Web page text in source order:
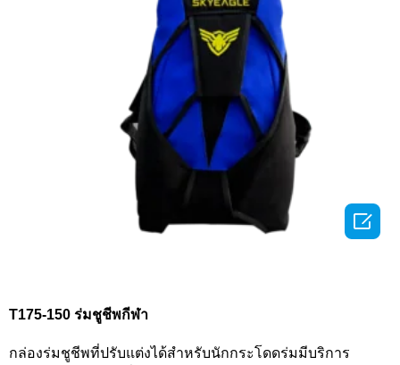
T175-150 ร่มชูชีพกีฬา
กล่องร่มชูชีพที่ปรับแต่งได้สำหรับนักกระโดดร่มมีบริการ
